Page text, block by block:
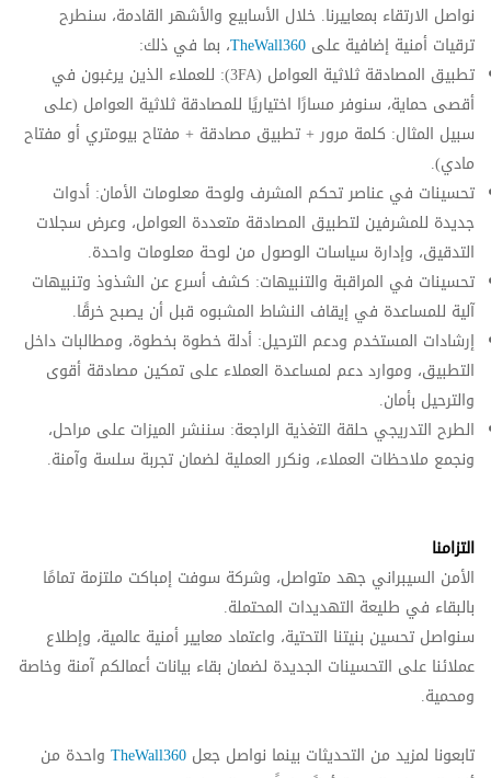
نواصل الارتقاء بمعاييرنا. خلال الأسابيع والأشهر القادمة، سنطرح
ترقيات أمنية إضافية على TheWall360، بما في ذلك:
تطبيق المصادقة ثلاثية العوامل (3FA): للعملاء الذين يرغبون في
أقصى حماية، سنوفر مسارًا اختياريًا للمصادقة ثلاثية العوامل (على
سبيل المثال: كلمة مرور + تطبيق مصادقة + مفتاح بيومتري أو مفتاح
مادي).
تحسينات في عناصر تحكم المشرف ولوحة معلومات الأمان: أدوات
جديدة للمشرفين لتطبيق المصادقة متعددة العوامل، وعرض سجلات
التدقيق، وإدارة سياسات الوصول من لوحة معلومات واحدة.
تحسينات في المراقبة والتنبيهات: كشف أسرع عن الشذوذ وتنبيهات
آلية للمساعدة في إيقاف النشاط المشبوه قبل أن يصبح خرقًا.
إرشادات المستخدم ودعم الترحيل: أدلة خطوة بخطوة، ومطالبات داخل
التطبيق، وموارد دعم لمساعدة العملاء على تمكين مصادقة أقوى
والترحيل بأمان.
الطرح التدريجي حلقة التغذية الراجعة: سننشر الميزات على مراحل،
ونجمع ملاحظات العملاء، ونكرر العملية لضمان تجربة سلسة وآمنة.
التزامنا
الأمن السيبراني جهد متواصل، وشركة سوفت إمباكت ملتزمة تمامًا
بالبقاء في طليعة التهديدات المحتملة.
سنواصل تحسين بنيتنا التحتية، واعتماد معايير أمنية عالمية، وإطلاع
عملائنا على التحسينات الجديدة لضمان بقاء بيانات أعمالكم آمنة وخاصة
ومحمية.
تابعونا لمزيد من التحديثات بينما نواصل جعل TheWall360 واحدة من